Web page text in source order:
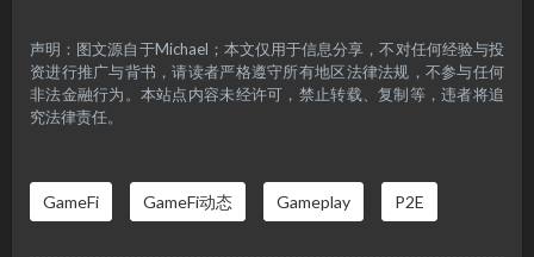
声明：图文源自于Michael；本文仅用于信息分享，不对任何经验与投
资进行推广与背书，请读者严格遵守所有地区法律法规，不参与任何
非法金融行为。本站点内容未经许可，禁止转载、复制等，违者将追
究法律责任。
GameFi GameFi动态 Gameplay P2E